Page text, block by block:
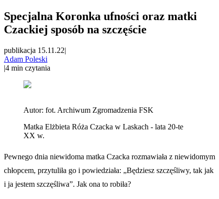
Specjalna Koronka ufności oraz matki
Czackiej sposób na szczęście
publikacja 15.11.22|
Adam Poleski
|4 min czytania
Autor: fot. Archiwum Zgromadzenia FSK
Matka Elżbieta Róża Czacka w Laskach - lata 20-te
XX w.
Pewnego dnia niewidoma matka Czacka rozmawiała z niewidomym
chłopcem, przytuliła go i powiedziała: „Będziesz szczęśliwy, tak jak
i ja jestem szczęśliwa”. Jak ona to robiła?